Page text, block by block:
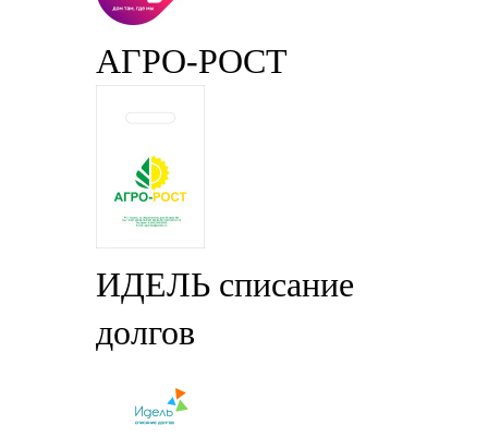
АГРО-РОСТ
ИДЕЛЬ списание
долгов